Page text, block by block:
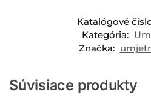
Katalógové
Kategória:
Značka:
Súvisiace produkty